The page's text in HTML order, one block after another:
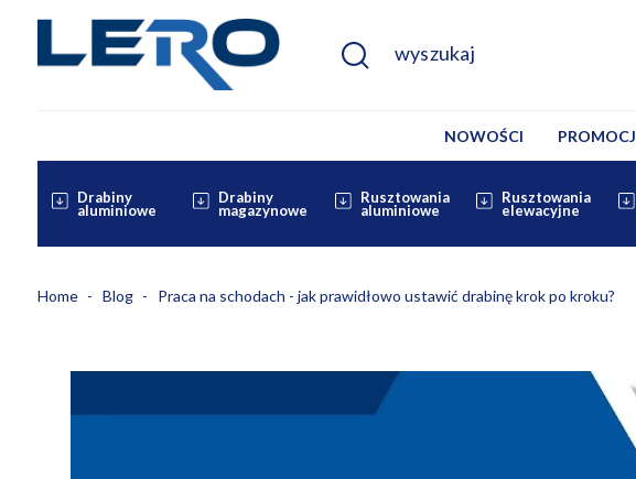
NOWOŚCI
Drabiny
aluminiowe
Drabiny
magazynowe
Rusztowania
aluminiowe
Rusztowania
elewacyjne
Home Blog Praca na schodach - jak prawidłowo ustawić drabinę krok po kroku?